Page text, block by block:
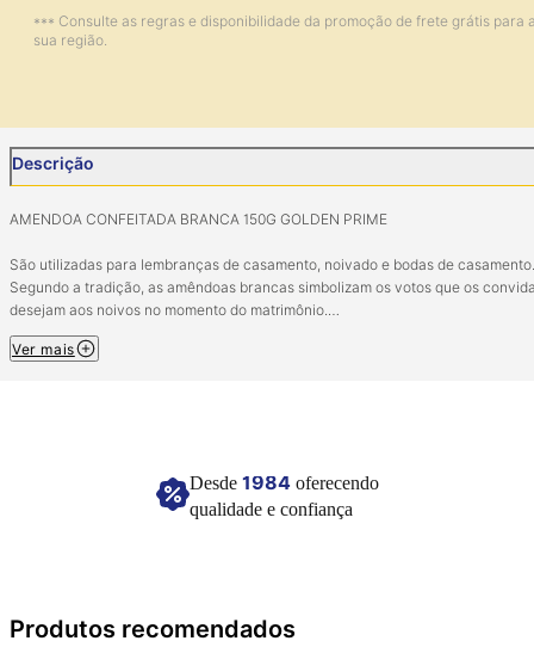
*** Consulte as regras e disponibilidade da promoção de frete grátis para
sua região.
Descrição
AMENDOA CONFEITADA BRANCA 150G GOLDEN PRIME
São utilizadas para lembranças de casamento, noivado e bodas de
Segundo a tradição, as amêndoas brancas simbolizam os votos que os
desejam aos noivos no momento do matrimônio.
INGREDIENTES:
PODE CONTER: AVELÃ, CASTANHA CAJU, PARÁ, LEITE, MACADÂMIA,
PISTACHE, SOJA E LATEX NATURAL.
Ver mais
Desde 1984oferecendo
qualidade e confiança
Produtos recomendados